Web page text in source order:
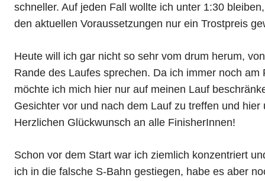
schneller. Auf jeden Fall wollte ich unter 1:30
den aktuellen Voraussetzungen nur ein Trostpreis
Heute will ich gar nicht so sehr vom drum herum,
Rande des Laufes sprechen. Da ich immer noch
möchte ich mich hier nur auf meinen Lauf
Gesichter vor und nach dem Lauf zu treffen und
Herzlichen Glückwunsch an alle FinisherInnen!
Schon vor dem Start war ich ziemlich konzentriert
ich in die falsche S-Bahn gestiegen, habe es aber